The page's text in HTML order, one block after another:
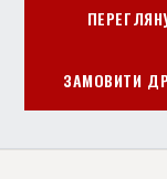
ЗАМОВИТИ